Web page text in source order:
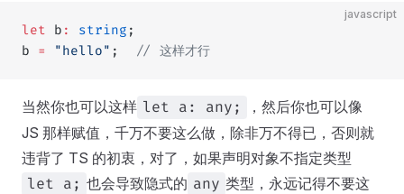
javascript
let b : string ;
b = "hello" ; // 这样才行
当然你也可以这样 let a: any;
，然后你也可以像
JS 那样赋值，千万不要这么做，除非万不得已，否则就
违背了 TS 的初衷，对了，如果声明对象不指定类型
let a; 也会导致隐式的 any 类型，永远记得不要这